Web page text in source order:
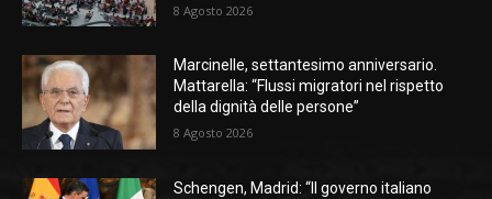
8 Agosto 2026
Marcinelle, settantesimo anniversario.
Mattarella: “Flussi migratori nel rispetto
della dignità delle persone”
8 Agosto 2026
Schengen, Madrid: “Il governo italiano